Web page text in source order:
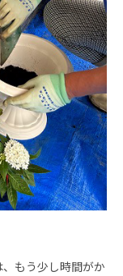
もう少し時間がか